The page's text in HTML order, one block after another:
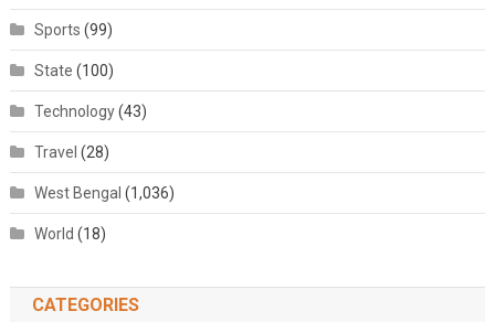
Sports (99)
State (100)
Technology(43)
Travel (28)
West Bengal (1,036)
World (18)
CATEGORIES